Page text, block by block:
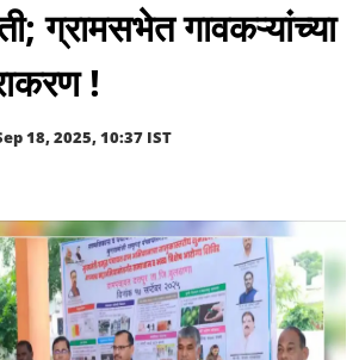
ग्रामसभेत गावकऱ्यांच्या
!
18, 2025, 10:37 IST